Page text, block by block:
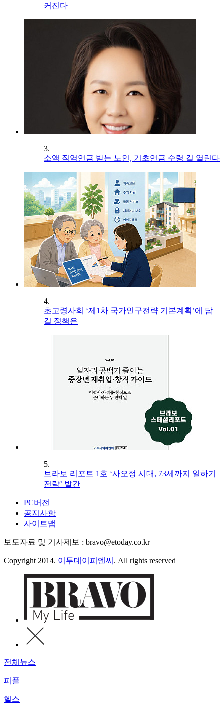
커진다
3.
소액 직역연금 받는 노인, 기초연금 수령 길 열린다
4.
초고령사회 ‘제1차 국가인구전략 기본계획’에 담
길 정책은
5.
브라보 리포트 1호 ‘사오정 시대, 73세까지 일하기
전략’ 발간
PC버전
공지사항
사이트맵
보도자료 및 기사제보 : bravo@etoday.co.kr
Copyright 2014. 이투데이피엔씨 . All rights reserved
전체뉴스
피플
헬스